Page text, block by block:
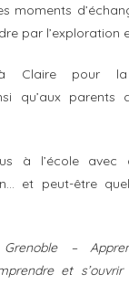
moments
par l’exploration
Claire pour
qu’aux
à l’école avec
et peut-être
–
et